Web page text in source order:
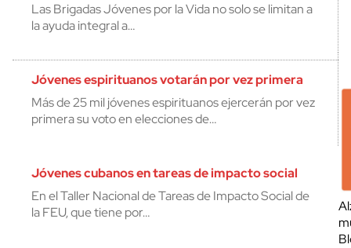
Las Brigadas Jóvenes por la Vida no solo se limitan a
la ayuda integral a…
Jóvenes espirituanos votarán por vez primera
Más de 25 mil jóvenes espirituanos ejercerán por vez
primera su voto en elecciones de…
Jóvenes cubanos en tareas de impacto social
En el Taller Nacional de Tareas de Impacto Social de
la FEU, que tiene por…